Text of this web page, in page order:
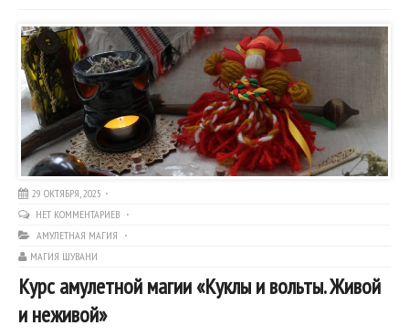
29 ОКТЯБРЯ, 2025
НЕТ КОММЕНТАРИЕВ
АМУЛЕТНАЯ МАГИЯ
МАГИЯ ШУВАНИ
Курс амулетной магии «Куклы и вольты. Живой
и неживой»